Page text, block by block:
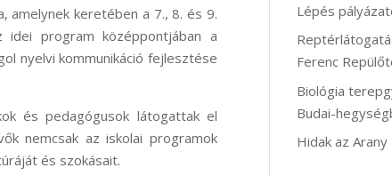
keretében a 7., 8. és 9.
program középpontjában a
nyelvi kommunikáció fejlesztése
és pedagógusok látogattak el
nemcsak az iskolai programok
és szokásait.
Lépés
Ferenc
Biológia
Budai-
Hidak az Arany